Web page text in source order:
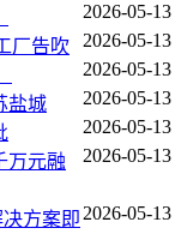
2026-05-13
2026-05-13
厂告吹
2026-05-13
2026-05-13
盐城
2026-05-13
2026-05-13
万元融
2026-05-13
方案即